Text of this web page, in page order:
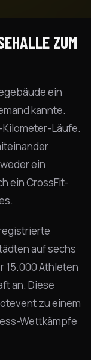
ZUM
ein
kannte.
Läufe.
ein
ein CrossFit-
auf sechs
15.000 Athleten
an. Diese
zu einem
Wettkämpfe